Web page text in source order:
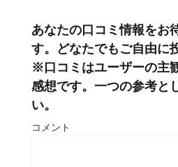
あなたの口コミ情報をお
す。どなたでもご自由に
※口コミはユーザーの主
感想です。一つの参考と
い。
コメント